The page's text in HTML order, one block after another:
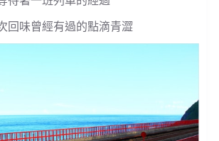
回味曾經有過的點滴青澀